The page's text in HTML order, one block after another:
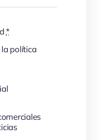
*
política